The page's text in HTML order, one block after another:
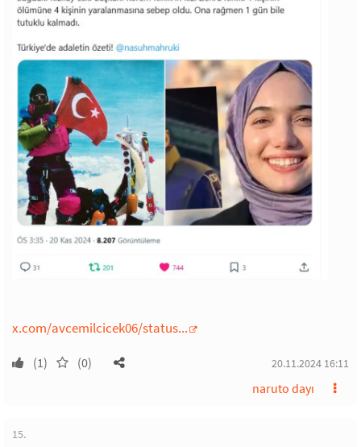
x.com/avcemilcicek06/status...
(1) (0) 20.11.2024 16:11
naruto dayı
15.